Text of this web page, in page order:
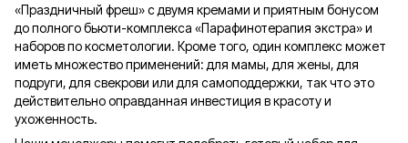
«Праздничный фреш» с двумя кремами и приятным бонусом
до полного бьюти-комплекса «Парафинотерапия экстра» и
наборов по косметологии. Кроме того, один комплекс может
иметь множество применений: для мамы, для жены, для
подруги, для свекрови или для самоподдержки, так что это
действительно оправданная инвестиция в красоту и
ухоженность.